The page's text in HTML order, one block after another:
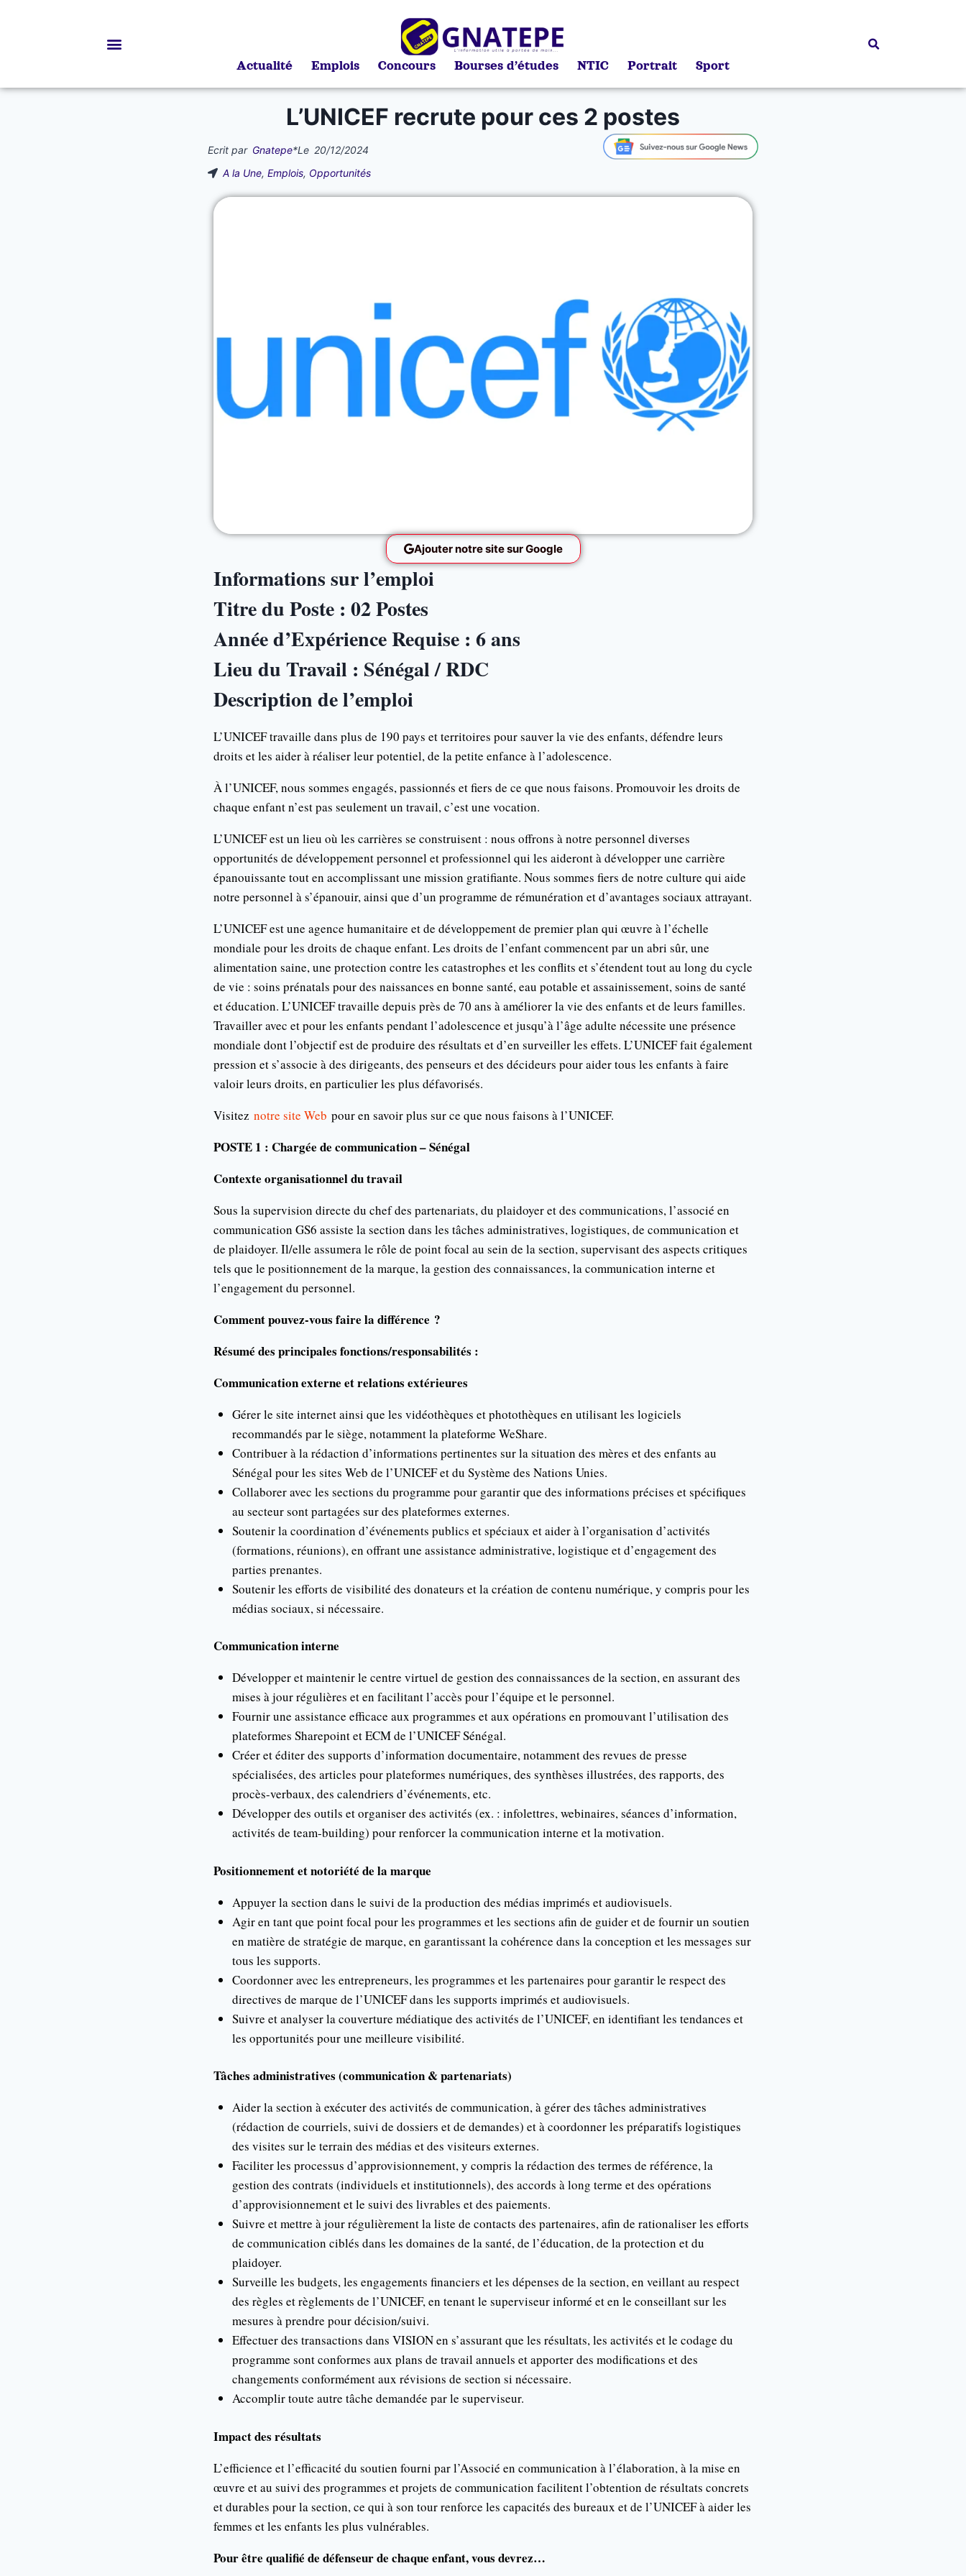
Actualité Emplois Concours Bourses d’études NTIC Portrait Sport
L’UNICEF recrute pour ces 2 postes
Ecrit par Gnatepe*Le 20/12/2024
A la Une, Emplois, Opportunités
Ajouter notre site sur Google
Informations sur l’emploi
Titre du Poste : 02 Postes
Année d’Expérience Requise : 6 ans
Lieu du Travail : Sénégal / RDC
Description de l’emploi
L’UNICEF travaille dans plus de 190 pays et territoires pour sauver la vie des enfants, défendre leurs
droits et les aider à réaliser leur potentiel, de la petite enfance à l’adolescence.
À l’UNICEF, nous sommes engagés, passionnés et fiers de ce que nous faisons. Promouvoir les droits de
chaque enfant n’est pas seulement un travail, c’est une vocation.
L’UNICEF est un lieu où les carrières se construisent : nous offrons à notre personnel diverses
opportunités de développement personnel et professionnel qui les aideront à développer une carrière
épanouissante tout en accomplissant une mission gratifiante. Nous sommes fiers de notre culture qui aide
notre personnel à s’épanouir, ainsi que d’un programme de rémunération et d’avantages sociaux attrayant.
L’UNICEF est une agence humanitaire et de développement de premier plan qui œuvre à l’échelle
mondiale pour les droits de chaque enfant. Les droits de l’enfant commencent par un abri sûr, une
alimentation saine, une protection contre les catastrophes et les conflits et s’étendent tout au long du cycle
de vie : soins prénatals pour des naissances en bonne santé, eau potable et assainissement, soins de santé
et éducation. L’UNICEF travaille depuis près de 70 ans à améliorer la vie des enfants et de leurs familles.
Travailler avec et pour les enfants pendant l’adolescence et jusqu’à l’âge adulte nécessite une présence
mondiale dont l’objectif est de produire des résultats et d’en surveiller les effets. L’UNICEF fait également
pression et s’associe à des dirigeants, des penseurs et des décideurs pour aider tous les enfants à faire
valoir leurs droits, en particulier les plus défavorisés.
Visitez notre site Web pour en savoir plus sur ce que nous faisons à l’UNICEF.
POSTE 1 : Chargée de communication – Sénégal
Contexte organisationnel du travail
Sous la supervision directe du chef des partenariats, du plaidoyer et des communications, l’associé en
communication GS6 assiste la section dans les tâches administratives, logistiques, de communication et
de plaidoyer. Il/elle assumera le rôle de point focal au sein de la section, supervisant des aspects critiques
tels que le positionnement de la marque, la gestion des connaissances, la communication interne et
l’engagement du personnel.
Comment pouvez-vous faire la différence ?
Résumé des principales fonctions/responsabilités :
Communication externe et relations extérieures
Gérer le site internet ainsi que les vidéothèques et photothèques en utilisant les logiciels
recommandés par le siège, notamment la plateforme WeShare.
Contribuer à la rédaction d’informations pertinentes sur la situation des mères et des enfants au
Sénégal pour les sites Web de l’UNICEF et du Système des Nations Unies.
Collaborer avec les sections du programme pour garantir que des informations précises et spécifiques
au secteur sont partagées sur des plateformes externes.
Soutenir la coordination d’événements publics et spéciaux et aider à l’organisation d’activités
(formations, réunions), en offrant une assistance administrative, logistique et d’engagement des
parties prenantes.
Soutenir les efforts de visibilité des donateurs et la création de contenu numérique, y compris pour les
médias sociaux, si nécessaire.
Communication interne
Développer et maintenir le centre virtuel de gestion des connaissances de la section, en assurant des
mises à jour régulières et en facilitant l’accès pour l’équipe et le personnel.
Fournir une assistance efficace aux programmes et aux opérations en promouvant l’utilisation des
plateformes Sharepoint et ECM de l’UNICEF Sénégal.
Créer et éditer des supports d’information documentaire, notamment des revues de presse
spécialisées, des articles pour plateformes numériques, des synthèses illustrées, des rapports, des
procès-verbaux, des calendriers d’événements, etc.
Développer des outils et organiser des activités (ex. : infolettres, webinaires, séances d’information,
activités de team-building) pour renforcer la communication interne et la motivation.
Positionnement et notoriété de la marque
Appuyer la section dans le suivi de la production des médias imprimés et audiovisuels.
Agir en tant que point focal pour les programmes et les sections afin de guider et de fournir un soutien
en matière de stratégie de marque, en garantissant la cohérence dans la conception et les messages sur
tous les supports.
Coordonner avec les entrepreneurs, les programmes et les partenaires pour garantir le respect des
directives de marque de l’UNICEF dans les supports imprimés et audiovisuels.
Suivre et analyser la couverture médiatique des activités de l’UNICEF, en identifiant les tendances et
les opportunités pour une meilleure visibilité.
Tâches administratives (communication & partenariats)
Aider la section à exécuter des activités de communication, à gérer des tâches administratives
(rédaction de courriels, suivi de dossiers et de demandes) et à coordonner les préparatifs logistiques
des visites sur le terrain des médias et des visiteurs externes.
Faciliter les processus d’approvisionnement, y compris la rédaction des termes de référence, la
gestion des contrats (individuels et institutionnels), des accords à long terme et des opérations
d’approvisionnement et le suivi des livrables et des paiements.
Suivre et mettre à jour régulièrement la liste de contacts des partenaires, afin de rationaliser les efforts
de communication ciblés dans les domaines de la santé, de l’éducation, de la protection et du
plaidoyer.
Surveille les budgets, les engagements financiers et les dépenses de la section, en veillant au respect
des règles et règlements de l’UNICEF, en tenant le superviseur informé et en le conseillant sur les
mesures à prendre pour décision/suivi.
Effectuer des transactions dans VISION en s’assurant que les résultats, les activités et le codage du
programme sont conformes aux plans de travail annuels et apporter des modifications et des
changements conformément aux révisions de section si nécessaire.
Accomplir toute autre tâche demandée par le superviseur.
Impact des résultats
L’efficience et l’efficacité du soutien fourni par l’Associé en communication à l’élaboration, à la mise en
œuvre et au suivi des programmes et projets de communication facilitent l’obtention de résultats concrets
et durables pour la section, ce qui à son tour renforce les capacités des bureaux et de l’UNICEF à aider les
femmes et les enfants les plus vulnérables.
Pour être qualifié de défenseur de chaque enfant, vous devrez…